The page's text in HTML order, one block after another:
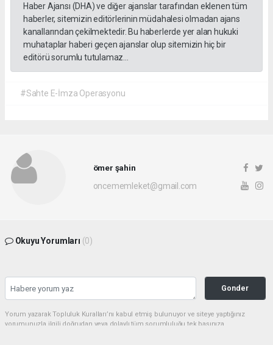
Haber Ajansı (DHA) ve diğer ajanslar tarafından eklenen tüm
haberler, sitemizin editörlerinin müdahalesi olmadan ajans
kanallarından çekilmektedir. Bu haberlerde yer alan hukuki
muhataplar haberi geçen ajanslar olup sitemizin hiç bir
editörü sorumlu tutulamaz...
#Sahte E-İmza Operasyonu
ömer şahin
oncememleket@gmail.com
Okuyu Yorumları (0)
Gonder
Yorum yazarak Topluluk Kuralları’nı kabul etmiş bulunuyor ve siteye yaptığınız
yorumunuzla ilgili doğrudan veya dolaylı tüm sorumluluğu tek başınıza